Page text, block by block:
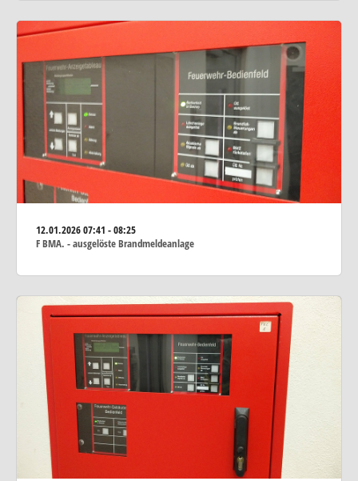
12.01.202607:41 - 08:25
F BMA. - ausgelöste Brandmeldeanlage